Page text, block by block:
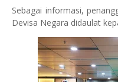
Sebagai informasi,
Devisa Negara didaulat